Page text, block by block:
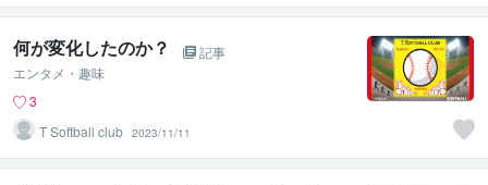
何が変化したのか？
記事
エンタメ・趣味
3
T Softball club 2023/11/11